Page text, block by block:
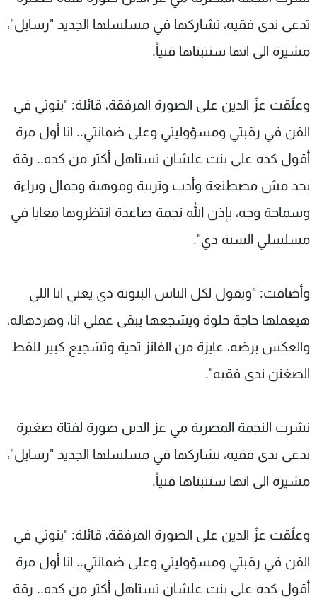
تدعى ندى فقيه، تشاركها في مسلسلها الجديد "رسايل"،
مشيرة الى انها ستتبناها فنياً.
وعلّقت عزّ الدين على الصورة المرفقة، قائلة: "بنوتي في
الفن في رقبتي ومسؤوليتي وعلى ضمانتي.. انا أول مرة
أقول كده على بنت علشان تستاهل أكتر من كده.. رقة
بجد مش مصطنعة وأدب وتربية وموهبة وجمال وبراءة
وسماحة وجه، بإذن الله نجمة صاعدة انتظروها معايا في
مسلسلي السنة دي".
وأضافت: "وبقول لكل الناس البنوتة دي يعني انا اللي
هيعملها حاجة حلوة ويشجعها يبقى عملي انا، وهردهاله،
والعكس برضه، عايزة من الفانز تحية وتشجيع كبير للقط
الصغنن ندى فقيه".
نشرت النجمة المصرية مي عز الدين صورة لفتاة صغيرة
تدعى ندى فقيه، تشاركها في مسلسلها الجديد "رسايل"،
مشيرة الى انها ستتبناها فنياً.
وعلّقت عزّ الدين على الصورة المرفقة، قائلة: "بنوتي في
الفن في رقبتي ومسؤوليتي وعلى ضمانتي.. انا أول مرة
أقول كده على بنت علشان تستاهل أكتر من كده.. رقة
الترددات
الإنـتـاج
لاعلاناتكم
شروط الإسـتخدام
سياسة الخصوصية